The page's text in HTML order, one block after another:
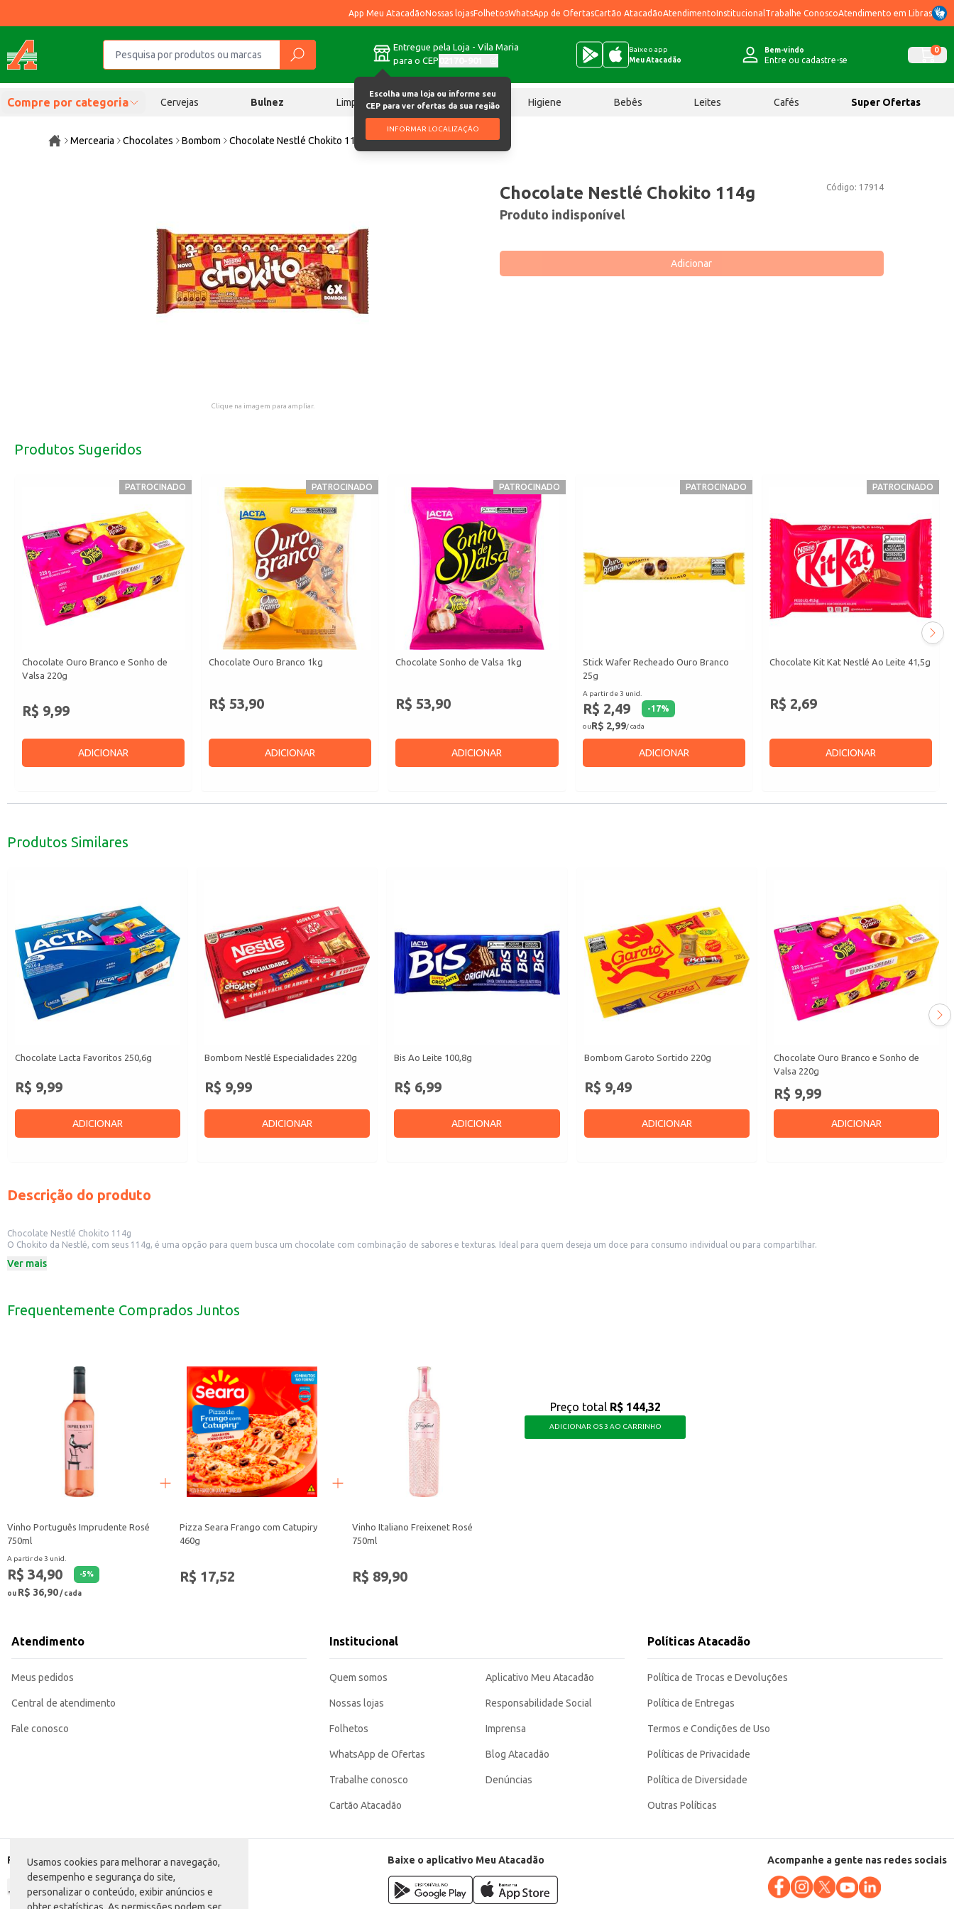
Usamos cookies para melhorar a navegação,
desempenho e segurança do site,
personalizar o conteúdo, exibir anúncios e
App Meu AtacadãoNossas lojasFolhetosWhatsApp de OfertasCartão AtacadãoAtendimentoInstitucional Trabalhe ConoscoAtendimento em Libras
Entregue pela Loja - Vila Maria
para o CEP
Escolha uma loja ou informe seu
CEP para ver ofertas da sua região
INFORMAR LOCALIZAÇÃO
Baixe o app
Meu Atacadão
Bem-vindo
Entre ou cadastre-se
0
Compre por categoria Cervejas Bulnez Limpeza Chocolates Higiene Bebês Leites Cafés Super Ofertas
Mercearia Chocolates Bombom Chocolate Nestlé Chokito 114g
Clique na imagem para ampliar.
Código: 17914
Chocolate Nestlé Chokito 114g
Produto indisponível
Adicionar
Produtos Sugeridos
PATROCINADO
Chocolate Ouro Branco e Sonho de
Valsa 220g
R$ 9,99
ADICIONAR
PATROCINADO
Chocolate Ouro Branco 1kg
R$ 53,90
ADICIONAR
PATROCINADO
Chocolate Sonho de Valsa 1kg
R$ 53,90
ADICIONAR
PATROCINADO
Stick Wafer Recheado Ouro Branco
25g
A partir de 3 unid.
R$ 2,49 -17%
ouR$ 2,99/ cada
ADICIONAR
PATROCINADO
Chocolate Kit Kat Nestlé Ao Leite 41,5g
R$ 2,69
ADICIONAR
Produtos Similares
Chocolate Lacta Favoritos 250,6g
R$ 9,99
ADICIONAR
Bombom Nestlé Especialidades 220g
R$ 9,99
ADICIONAR
Bis Ao Leite 100,8g
R$ 6,99
ADICIONAR
Bombom Garoto Sortido 220g
R$ 9,49
ADICIONAR
Chocolate Ouro Branco e Sonho de
Valsa 220g
R$ 9,99
ADICIONAR
Descrição do produto
Chocolate Nestlé Chokito 114g
O Chokito da Nestlé, com seus 114g, é uma opção para quem busca um chocolate com combinação de sabores e texturas. Ideal para quem deseja um doce para consumo individual ou para compartilhar.
Perfeito para ter em casa e consumir como sobremesa.
Ver mais
Frequentemente Comprados Juntos
Vinho Português Imprudente Rosé
750ml
A partir de 3 unid.
R$ 34,90 -5%
ou R$ 36,90/ cada
Pizza Seara Frango com Catupiry
460g
R$ 17,52
Vinho Italiano Freixenet Rosé
750ml
R$ 89,90
Preço total R$ 144,32
ADICIONAR OS 3 AO CARRINHO
Atendimento
Meus pedidos
Central de atendimento
Fale conosco
Institucional
Quem somos
Nossas lojas
Folhetos
WhatsApp de Ofertas
Trabalhe conosco
Cartão Atacadão
Aplicativo Meu Atacadão
Responsabilidade Social
Imprensa
Blog Atacadão
Denúncias
Políticas Atacadão
Política de Trocas e Devoluções
Política de Entregas
Termos e Condições de Uso
Políticas de Privacidade
Política de Diversidade
Outras Políticas
Formas de pagamento Baixe o aplicativo Meu Atacadão Acompanhe a gente nas redes sociais